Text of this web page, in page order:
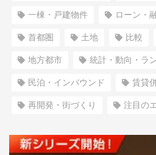
一棟・戸建物件 ローン・
首都圏 土地 比較
地方都市 統計・動向・ラ
民泊・インバウンド 賃貸
再開発・街づくり 注目の